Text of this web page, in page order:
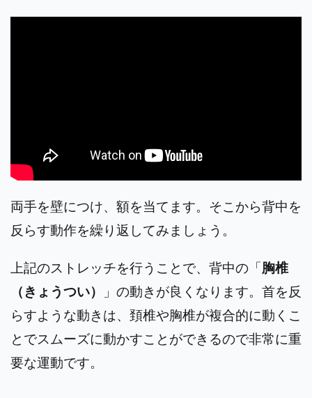
両手を壁につけ、額を当てます。そこから背中を
反らす動作を繰り返してみましょう。
上記のストレッチを行うことで、背中の「胸椎
（きょうつい）
」の動きが良くなります。首を反
らすような動きは、頚椎や胸椎が複合的に動くこ
とでスムーズに動かすことができるので非常に重
要な運動です。